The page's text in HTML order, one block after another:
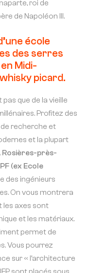
roi de
de Napoléon III.
école
des serres
Midi-
picard.
que de la vieille
Profitez des
recherche et
et la plupart
Rosières-près-
(ex Ecole
des ingénieurs
On vous montrera
les axes sont
et les matériaux.
permet de
Vous pourrez
sur « l’architecture